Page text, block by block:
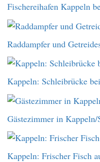
Fischereihafen Kappeln
Raddampfer und
Kappeln: Schleibrücke
Gästezimmer in Kappeln/
Kappeln: Frischer Fisch